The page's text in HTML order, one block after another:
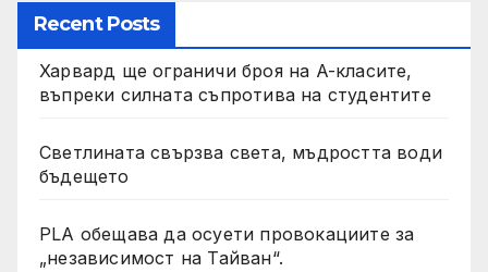
Recent Posts
Харвард ще ограничи броя на A-класите,
въпреки силната съпротива на студентите
Светлината свързва света, мъдростта води
бъдещето
PLA обещава да осуети провокациите за
„независимост на Тайван“.